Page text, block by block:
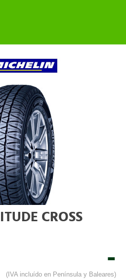
CROSS
-
(IVA incluído en Península y Baleares)